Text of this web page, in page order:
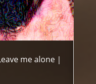
me alone |